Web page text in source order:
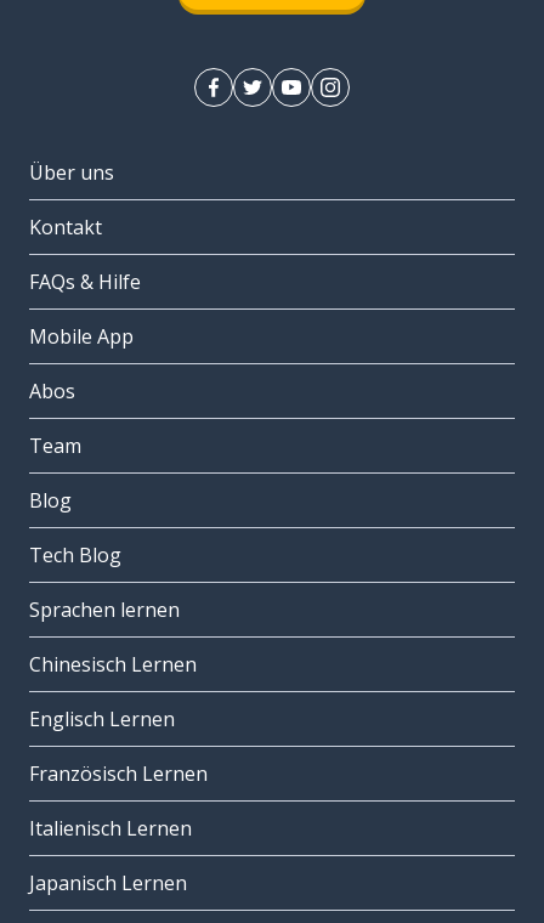
Über uns
Kontakt
FAQs & Hilfe
Mobile App
Abos
Team
Blog
Tech Blog
Sprachen lernen
Chinesisch Lernen
Englisch Lernen
Französisch Lernen
Italienisch Lernen
Japanisch Lernen